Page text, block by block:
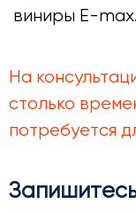
виниры E-max.
На
столько
потребуется